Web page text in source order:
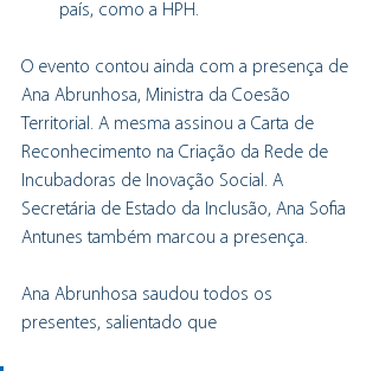
país, como a HPH.
O evento contou ainda com a presença de
Ana Abrunhosa, Ministra da Coesão
Territorial. A mesma assinou a Carta de
Reconhecimento na Criação da Rede de
Incubadoras de Inovação Social. A
Secretária de Estado da Inclusão, Ana Sofia
Antunes também marcou a presença.
Ana Abrunhosa saudou todos os
presentes, salientado que